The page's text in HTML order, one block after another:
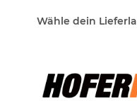
Wähle dein